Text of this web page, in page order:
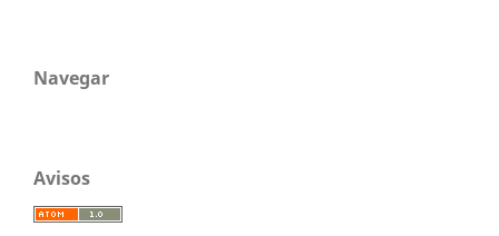
Navegar
Avisos